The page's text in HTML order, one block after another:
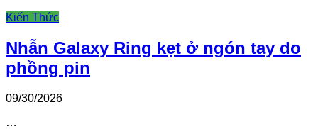
Kiến Thức
Nhẫn Galaxy Ring kẹt ở ngón tay do
phồng pin
09/30/2026
…